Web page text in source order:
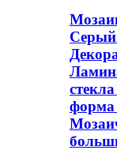
Серый
форма